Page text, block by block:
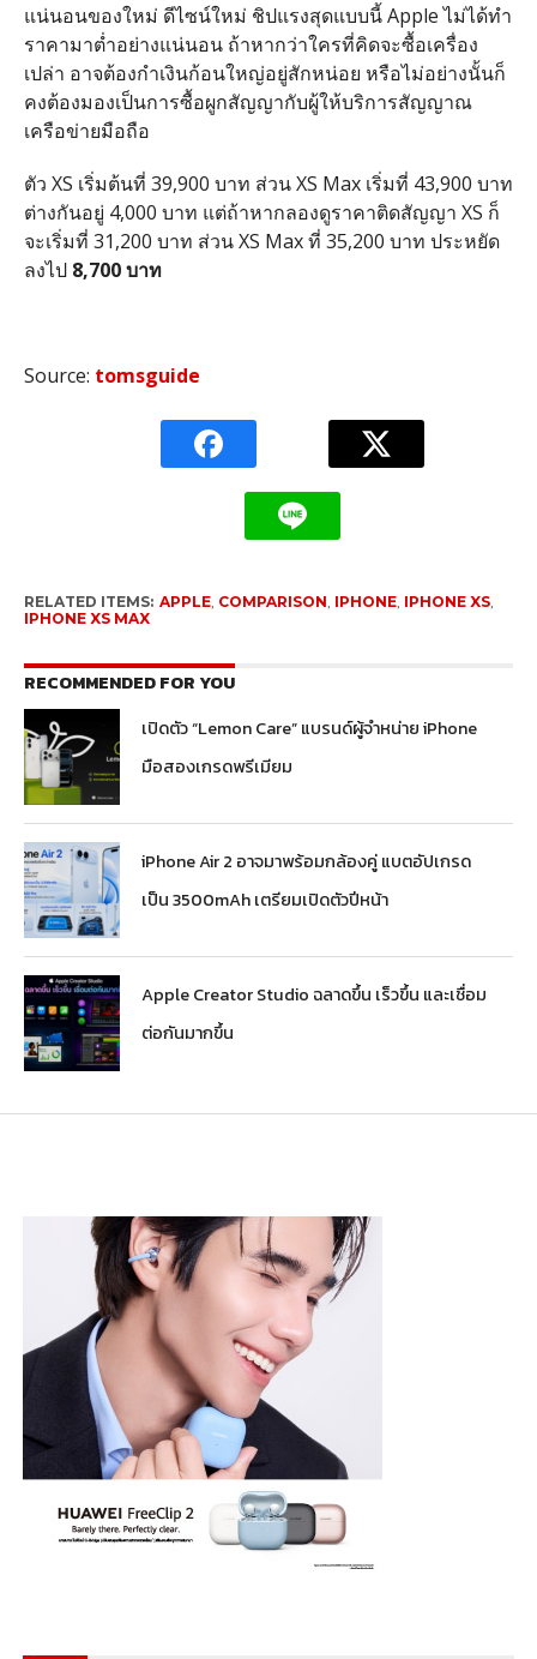
แน่นอนของใหม่ ดีไซน์ใหม่ ชิปแรงสุดแบบนี้ Apple ไม่ได้ทำ
ราคามาต่ำอย่างแน่นอน ถ้าหากว่าใครที่คิดจะซื้อเครื่อง
เปล่า อาจต้องกำเงินก้อนใหญ่อยู่สักหน่อย หรือไม่อย่างนั้นก็
คงต้องมองเป็นการซื้อผูกสัญญากับผู้ให้บริการสัญญาณ
เครือข่ายมือถือ
ตัว XS เริ่มต้นที่ 39,900 บาท ส่วน XS Max เริ่มที่ 43,900 บาท
ต่างกันอยู่ 4,000 บาท แต่ถ้าหากลองดูราคาติดสัญญา XS ก็
จะเริ่มที่ 31,200 บาท ส่วน XS Max ที่ 35,200 บาท ประหยัด
ลงไป 8,700 บาท
Source: tomsguide
RELATED ITEMS: APPLE, COMPARISON IPHONE, IPHONE XS,
IPHONE XS MAX
RECOMMENDED FOR YOU
เปิดตัว “Lemon Care” แบรนด์ผู้จำหน่าย iPhone
มือสองเกรดพรีเมียม
iPhone Air 2 อาจมาพร้อมกล้องคู่ แบตอัปเกรด
เป็น 3500mAh เตรียมเปิดตัวปีหน้า
Apple Creator Studio ฉลาดขึ้น เร็วขึ้น และเชื่อม
ต่อกันมากขึ้น